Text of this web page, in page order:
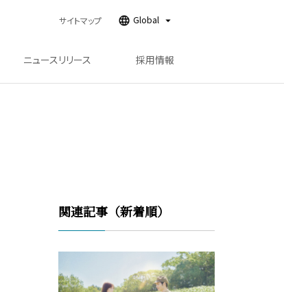
ニュースリリース 採用情報
サイトマップ Global
関連記事（新着順）